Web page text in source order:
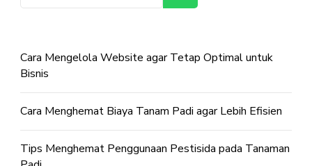
Cara Mengelola Website agar Tetap Optimal untuk
Bisnis
Cara Menghemat Biaya Tanam Padi agar Lebih Efisien
Tips Menghemat Penggunaan Pestisida pada Tanaman